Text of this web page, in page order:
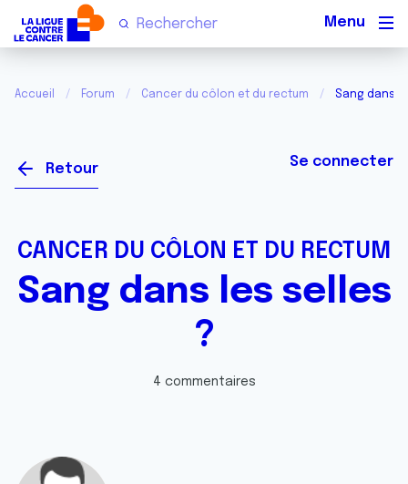
Accueil Forum Cancer du côlon et du rectum Sang dans
Retour Se connecter
CANCER DU CÔLON ET DU RECTUM
Sang dans les selles
?
4 commentaires